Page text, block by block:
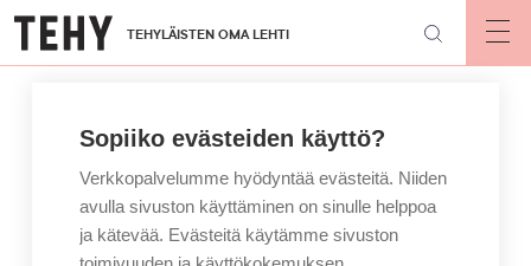
Hyppää
pääsisältöön
TEHYLÄISTEN OMA LEHTI
Sopiiko evästeiden käyttö?
Verkkopalvelumme hyödyntää evästeitä. Niiden
avulla sivuston käyttäminen on sinulle helppoa
ja kätevää. Evästeitä käytämme sivuston